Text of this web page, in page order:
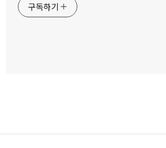
구독하기